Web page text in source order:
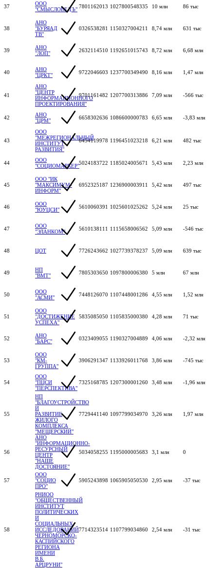
37
ООО
"СМЫСЛОВЕДЪ" 7801162013 1027800548335 10 млн 86 тыс
38
АНО
"БУРЯАД
ТВ"
0326538281 1150327004211 8,74 млн 631 тыс
39
АНО
"ЛОП"
2632114510 1192651015743 8,72 млн 6,68 млн
40
АНО
"ЦРКТ"
9722046603 1237700349490 8,16 млн 1,47 млн
41
АНО
"ЦЕНТР
ИНФОРМАЦИОННОГО
ПРОЕКТИРОВАНИЯ"
9701161482 1207700313886 7,09 млн -566 тыс
42
АНО
"ЦРМ"
6658302636 1086600000783 6,65 млн -3,83 млн
43
ООО
"МЕЖРЕГИОНАЛЬНЫЙ
ИНСТИТУТ
РАЗВИТИЯ"
6454119978 1196451023218 6,21 млн 482 тыс
44
ООО
"СОЦИОМАРКЕР"5024183722 1185024005671 5,43 млн 2,23 млн
45
ООО "ИК
"МАКСИМУМ-
ИНФОРМ"
6952325187 1236900003911 5,42 млн 497 тыс
46
ООО
"ЮУЦСИ"
5610060391 1025601025262 5,24 млн 25 тыс
47
ООО
"ЭЛАНКОМ"
5610138111 1115658006562 5,09 млн -546 тыс
48 ЦОТ 7726243662 1027739378237 5,09 млн 639 тыс
49
НП
"ВМТ"
7805303650 1097800006380 5 млн 67 млн
50
ООО
"АСМИ"
7448126070 1107448001286 4,55 млн 1,52 млн
51
ООО
"ДОСТИЖЕНИЕ
УСПЕХА"
5835085050 1105835000380 4,28 млн 71 тыс
52
АНО
"БАРС"
0323409055 1190327004889 4,06 млн -2,32 млн
53
ООО
"КМ-
ГРУППА"
3906291347 1133926011768 3,86 млн -745 тыс
54
ООО
"ПЦСИ
"ПЕРСПЕКТИВА"
7325168785 1207300001260 3,48 млн -1,96 млн
55
НП
"БЛАГОУСТРОЙСТВО
И
РАЗВИТИЕ
ЖИЛОГО
КОМПЛЕКСА
"МЕЩЕРСКИЙ"
7729441140 1097799034970 3,26 млн 1,97 млн
56
АНО
"ИНФОРМАЦИОННО-
РЕСУРСНЫЙ
ЦЕНТР
"НАШЕ
ДОСТОЯНИЕ"
5034058255 1195000005683 3,1 млн 0
57
ООО
"СОЦИО
ПРО"
5905243898 1065905050530 2,95 млн -37 тыс
58
РНИОО
"ОБЩЕСТВЕННЫЙ
ИНСТИТУТ
ПОЛИТИЧЕСКИХ
И
СОЦИАЛЬНЫХ
ИССЛЕДОВАНИЙ
ЧЕРНОМОРСКО-
КАСПИЙСКОГО
РЕГИОНА
ИМЕНИ
В.Б.
АРЦРУНИ"
7714323514 1107799034860 2,54 млн -31 тыс